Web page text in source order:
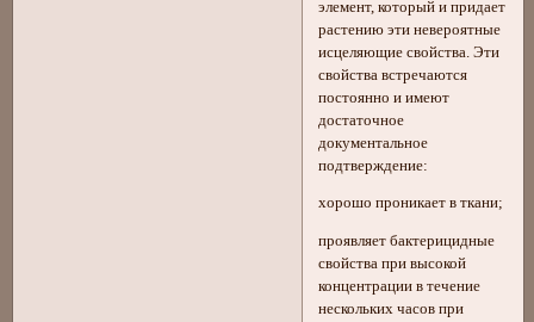
элемент, который и придает
растению эти невероятные
исцеляющие свойства. Эти
свойства встречаются
постоянно и имеют
достаточное
документальное
подтверждение:
хорошо проникает в ткани;
проявляет бактерицидные
свойства при высокой
концентрации в течение
нескольких часов при